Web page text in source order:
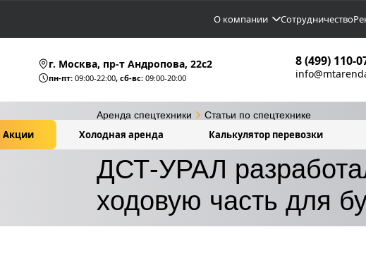
О компании Сотрудничество
г. Москва, пр-т Андропова, 22c2
пн-пт: 09:00-22:00, сб-вс: 09:00-20:00
8 (499) 110-
Акции Холодная аренда Калькулятор перевозки
ДСТ-УРАЛ
ходовую часть для
Аренда спецтехники Статьи по спецтехнике
ДСТ-УРАЛ разработал новую ходовую часть для